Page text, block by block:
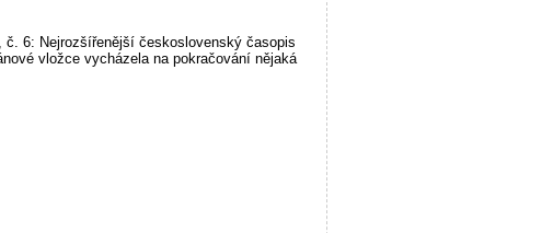
6: Nejrozšířenější československý časopis
vložce vycházela na pokračování nějaká